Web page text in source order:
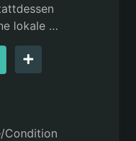
lokale …
Condition